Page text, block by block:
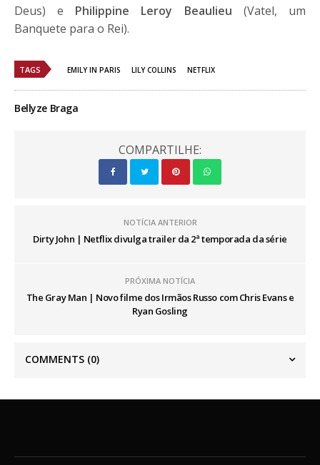
Deus) e Philippine Leroy Beaulieu (Vatel, um
Banquete para o Rei).
TAGS EMILY IN PARIS LILY COLLINS NETFLIX
Bellyze Braga
COMPARTILHE:
NOTÍCIA ANTERIOR
Dirty John | Netflix divulga trailer da 2ª temporada da série
PRÓXIMA NOTÍCIA
The Gray Man | Novo filme dos Irmãos Russo com Chris Evans e
Ryan Gosling
COMMENTS (0)